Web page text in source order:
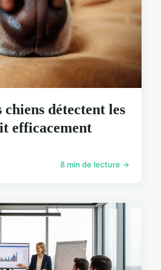
chiens détectent les
efficacement
8 min de lecture →